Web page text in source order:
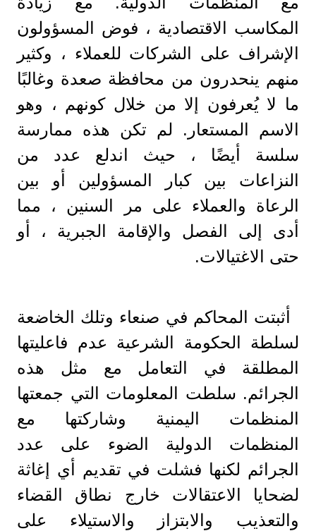
المكاسب الاقتصادية ، فوض المسؤولون
الإشراف على الشركات للعملاء ، وكثير
منهم ينحدرون من محافظة صعدة وغالبًا
ما لا يُعرفون إلا من خلال كونهم ، وهو
الاسم المستعار. لم تكن هذه ممارسة
سلسة أيضًا ، حيث اندلع عدد من
النزاعات بين كبار المسؤولين أو بين
الرعاة والعملاء على مر السنين ، مما
أدى إلى الفصل والإقامة الجبرية ، أو
حتى الاغتيالات.
أثبتت المحاكم في صنعاء وتلك الخاضعة
لسلطة الحكومة الشرعية عدم فاعليتها
المطلقة في التعامل مع مثل هذه
الجرائم. سلطت المعلومات التي جمعتها
المنظمات اليمنية وشاركتها مع
المنظمات الدولية الضوء على عدد
الجرائم لكنها فشلت في تقديم أي إغاثة
لضحايا الاعتقالات خارج نطاق القضاء
والتعذيب والابتزاز والاستيلاء على